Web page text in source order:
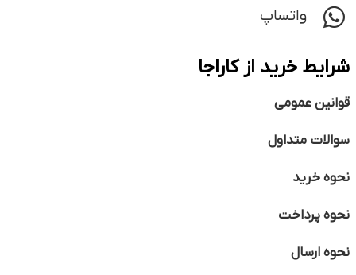
واتساپ
شرایط خرید از کاراجا
قوانین عمومی
سوالات متداول
نحوه خرید
نحوه پرداخت
نحوه ارسال